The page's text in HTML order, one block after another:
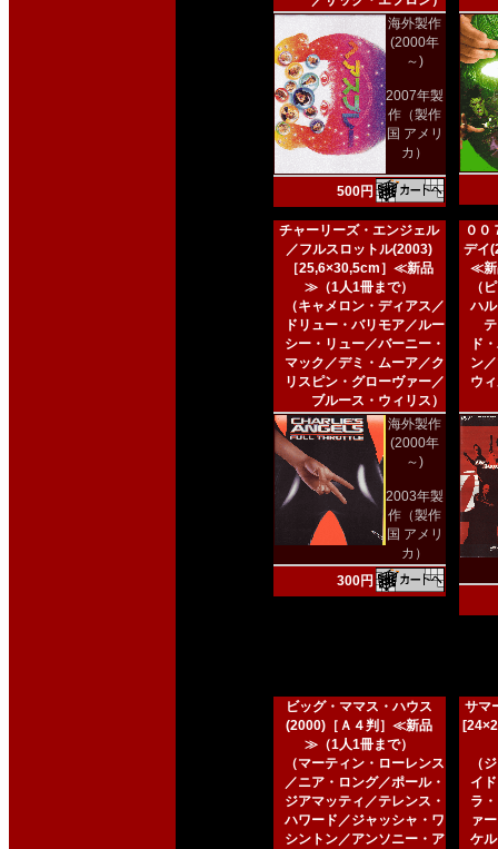
海外製作
(2000年
～)
2007年製
作（製作
国 アメリ
カ）
500円
チャーリーズ・エンジェル
／フルスロットル(2003)
［25,6×30,5cm］≪新品
≫（1人1冊まで）
（キャメロン・ディアス／
ドリュー・バリモア／ルー
シー・リュー／バーニー・
マック／デミ・ムーア／ク
リスピン・グローヴァー／
ブルース・ウィリス）
海外製作
(2000年
～)
2003年製
作（製作
国 アメリ
カ）
300円
００
デイ
≪新
（
ハ
ド
ン
ウ
ビッグ・ママス・ハウス
(2000)［Ａ４判］≪新品
≫（1人1冊まで）
（マーティン・ローレンス
／ニア・ロング／ポール・
ジアマッティ／テレンス・
ハワード／ジャッシャ・ワ
シントン／アンソニー・ア
サマ
（
イ
ラ
ァ
ケ